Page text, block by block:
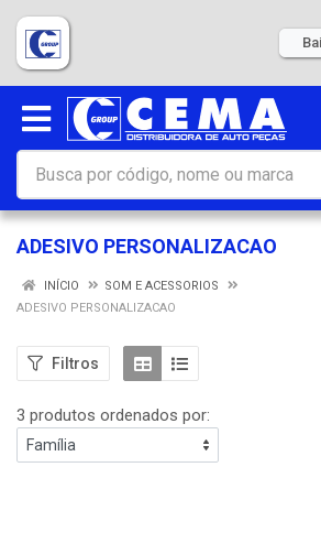
ADESIVO PERSONALIZACAO
INÍCIO
SOM E ACESSORIOS
ADESIVO PERSONALIZACAO
Filtros
3 produtos ordenados por: